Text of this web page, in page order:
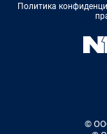
Политика
©